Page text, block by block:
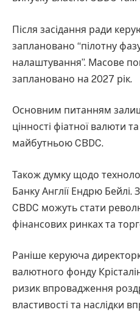
Після засідання ради
заплановано “пілотну
налаштування”. Масове
заплановано на 2027 рік.
Основним питанням
цінності фіатної валюти та
майбутньою CBDC.
Також думку щодо
Банку Англії Ендрю Бейлі.
CBDC можуть стати
фінансових ринках та
Раніше керуюча
валютного фонду
ризик впровадження
властивості та наслідки